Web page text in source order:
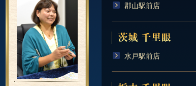
郡山駅前店
水戸駅前店